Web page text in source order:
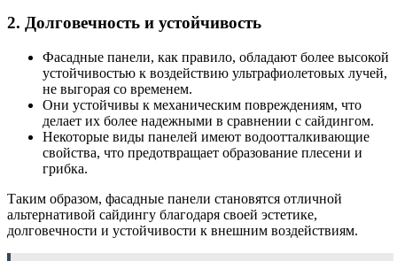
2. Долговечность и устойчивость
Фасадные панели, как правило, обладают более высокой
устойчивостью к воздействию ультрафиолетовых лучей,
не выгорая со временем.
Они устойчивы к механическим повреждениям, что
делает их более надежными в сравнении с сайдингом.
Некоторые виды панелей имеют водоотталкивающие
свойства, что предотвращает образование плесени и
грибка.
Таким образом, фасадные панели становятся отличной
альтернативой сайдингу благодаря своей эстетике,
долговечности и устойчивости к внешним воздействиям.